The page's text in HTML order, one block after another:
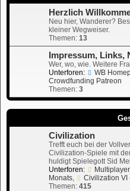
Herzlich
Neu hier, Wanderer?
kleiner Wegweiser.
Themen: 13
Impressum, Links,
Wer, wo, wie. Weitere
Unterforen:
WB
Crowdfunding Patreon
Themen: 3
Civilization
Trefft euch bei der
Civilization-Spiele mit
huldigt Spielegott Sid
Unterforen:
Monats,
Civilization VI
Themen: 415